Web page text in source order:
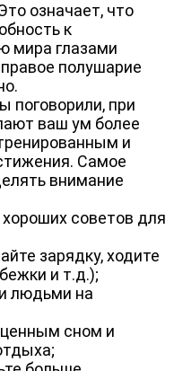
означает, что
к
мира глазами
полушарие
поговорили, при
ваш ум более
и
Самое
внимание
советов для
зарядку, ходите
и т.д.);
людьми на
сном и